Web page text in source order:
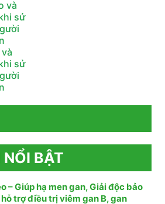
sử
BẬT
– Giúp hạ men gan, Giải độc bảo
trợ điều trị viêm gan B, gan